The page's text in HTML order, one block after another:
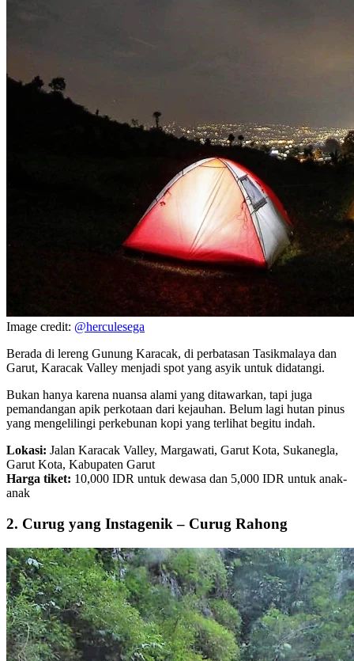
Image credit: @herculesega
Berada di lereng Gunung Karacak, di perbatasan Tasikmalaya dan
Garut, Karacak Valley menjadi spot yang asyik untuk didatangi.
Bukan hanya karena nuansa alami yang ditawarkan, tapi juga
pemandangan apik perkotaan dari kejauhan. Belum lagi hutan pinus
yang mengelilingi perkebunan kopi yang terlihat begitu indah.
Lokasi: Jalan Karacak Valley, Margawati, Garut Kota, Sukanegla,
Garut Kota, Kabupaten Garut
Harga tiket: 10,000 IDR untuk dewasa dan 5,000 IDR untuk anak-
anak
2. Curug yang Instagenik – Curug Rahong